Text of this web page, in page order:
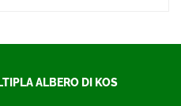
ALBERO DI KOS